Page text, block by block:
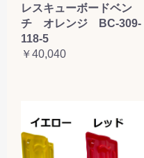
レスキューボードベン
チ オレンジ BC-309-
118-5
￥40,040